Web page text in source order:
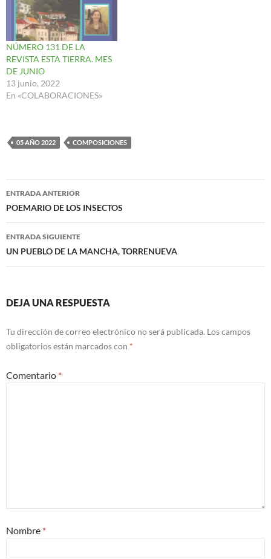
NÚMERO 131 DE LA
REVISTA ESTA TIERRA. MES
DE JUNIO
13 junio, 2022
En «COLABORACIONES»
05 AÑO 2022 COMPOSICIONES
Navegación
de
entradas
ENTRADA ANTERIOR
POEMARIO DE LOS INSECTOS
ENTRADA SIGUIENTE
UN PUEBLO DE LA MANCHA, TORRENUEVA
DEJA UNA RESPUESTA
Tu dirección de correo electrónico no será publicada. Los campos
obligatorios están marcados con *
Comentario *
Nombre *